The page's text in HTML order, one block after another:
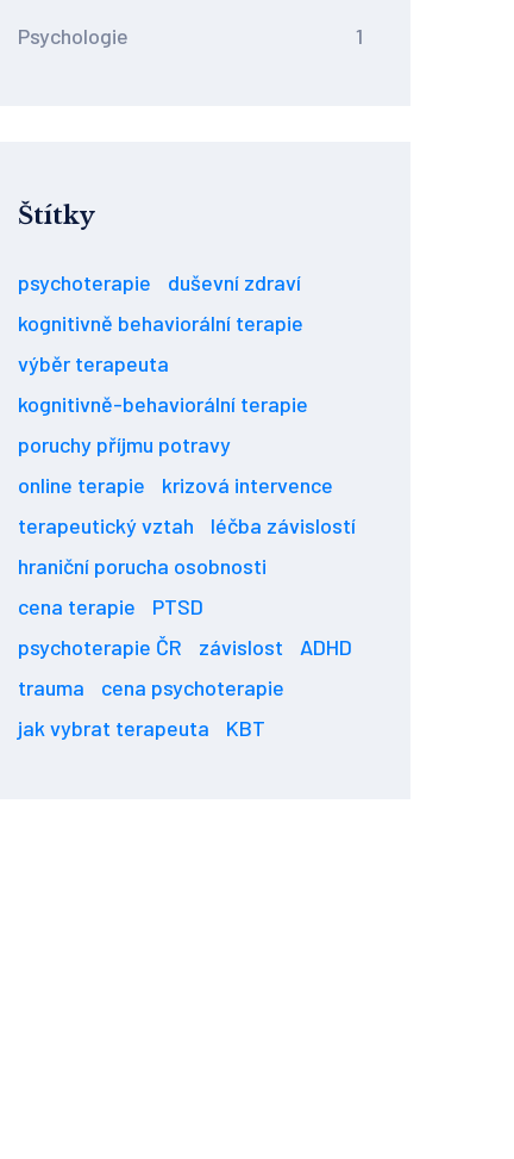
Psychologie 1
Štítky
psychoterapie
duševní zdraví
kognitivně behaviorální terapie
výběr terapeuta
kognitivně-behaviorální terapie
poruchy příjmu potravy
online terapie
krizová intervence
terapeutický vztah
léčba závislostí
hraniční porucha osobnosti
cena terapie
PTSD
psychoterapie ČR
závislost
ADHD
trauma
cena psychoterapie
jak vybrat terapeuta
KBT